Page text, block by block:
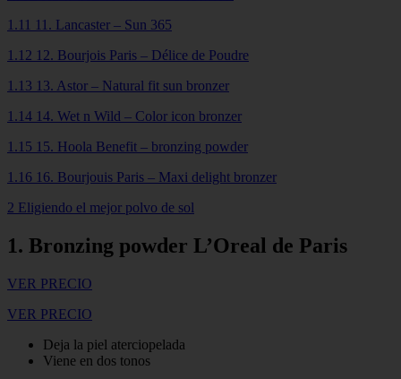
1.11 11. Lancaster – Sun 365
1.12 12. Bourjois Paris – Délice de Poudre
1.13 13. Astor – Natural fit sun bronzer
1.14 14. Wet n Wild – Color icon bronzer
1.15 15. Hoola Benefit – bronzing powder
1.16 16. Bourjouis Paris – Maxi delight bronzer
2 Eligiendo el mejor polvo de sol
1. Bronzing powder L’Oreal de Paris
VER PRECIO
VER PRECIO
Deja la piel aterciopelada
Viene en dos tonos